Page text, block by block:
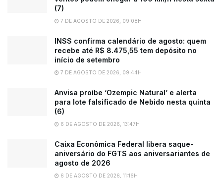
(7)
7 DE AGOSTO DE 2026, 09:08H
INSS confirma calendário de agosto: quem
recebe até R$ 8.475,55 tem depósito no
início de setembro
7 DE AGOSTO DE 2026, 09:44H
Anvisa proíbe ‘Ozempic Natural’ e alerta
para lote falsificado de Nebido nesta quinta
(6)
6 DE AGOSTO DE 2026, 13:47H
Caixa Econômica Federal libera saque-
aniversário do FGTS aos aniversariantes de
agosto de 2026
6 DE AGOSTO DE 2026, 11:16H